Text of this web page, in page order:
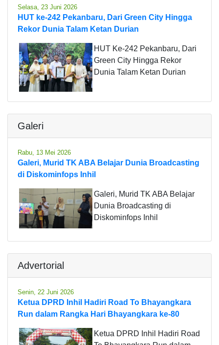
Selasa, 23 Juni 2026
HUT ke-242 Pekanbaru, Dari Green City Hingga
Rekor Dunia Talam Ketan Durian
HUT Ke-242 Pekanbaru, Dari
Green City Hingga Rekor
Dunia Talam Ketan Durian
Galeri
Rabu, 13 Mei 2026
Galeri, Murid TK ABA Belajar Dunia Broadcasting
di Diskominfops Inhil
Galeri, Murid TK ABA Belajar
Dunia Broadcasting di
Diskominfops Inhil
Advertorial
Senin, 22 Juni 2026
Ketua DPRD Inhil Hadiri Road To Bhayangkara
Run dalam Rangka Hari Bhayangkara ke-80
Ketua DPRD Inhil Hadiri Road